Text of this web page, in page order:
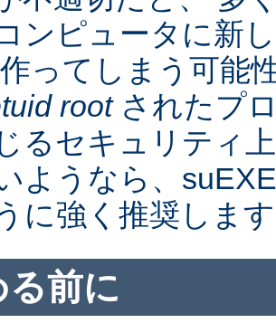
ンピュータに新
ってしまう可能
rootされたプ
るセキュリティ
ようなら、
に強く推奨しま
る前に